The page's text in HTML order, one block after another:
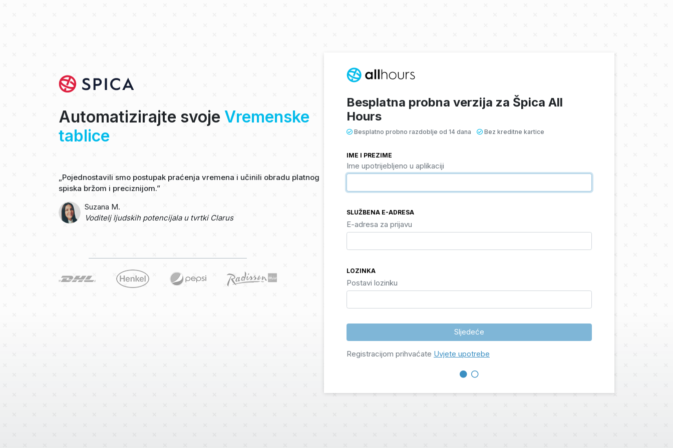
Automatizirajte svoje Vremenske
tablice
„Pojednostavili smo postupak praćenja vremena i učinili obradu platnog
spiska bržom i preciznijom.”
Suzana M.
Voditelj ljudskih potencijala u tvrtki Clarus
Besplatna probna verzija za Špica All
Hours
Besplatno probno razdoblje od 14 dana Bez kreditne kartice
IME I PREZIME
Ime upotrijebljeno u aplikaciji
SLUŽBENA E-ADRESA
E-adresa za prijavu
LOZINKA
Postavi lozinku
Sljedeće
Registracijom prihvaćate Uvjete upotrebe